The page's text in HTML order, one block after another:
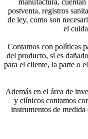
postventa, registros
de ley, como son
el
Contamos con políticas
del producto, si es
para el cliente, la parte o
Además en el área de
y clínicos contamos
instrumentos de